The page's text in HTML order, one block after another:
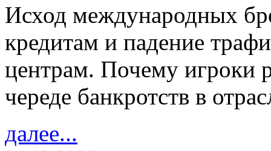
Исход международных
кредитам и падение
центрам. Почему игроки
череде банкротств в
далее...